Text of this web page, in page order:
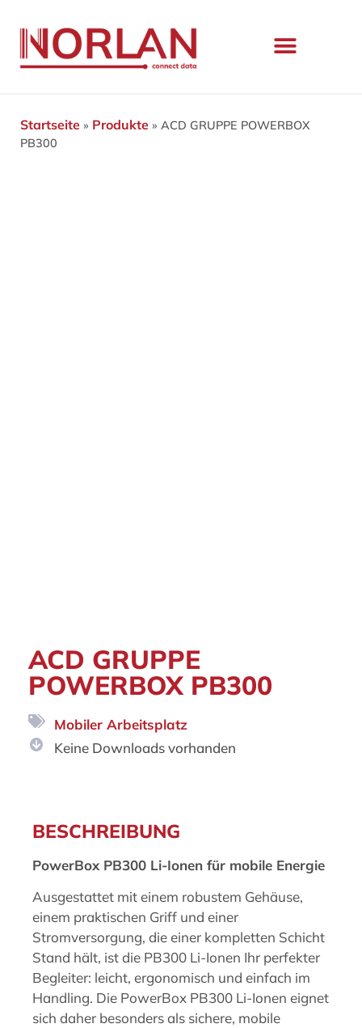
Startseite » Produkte » ACD GRUPPE POWERBOX
PB300
ACD GRUPPE
POWERBOX PB300
Mobiler Arbeitsplatz
Keine Downloads vorhanden
BESCHREIBUNG
PowerBox PB300 Li-Ionen für mobile Energie
Ausgestattet mit einem robustem Gehäuse,
einem praktischen Griff und einer
Stromversorgung, die einer kompletten Schicht
Stand hält, ist die PB300 Li-Ionen Ihr perfekter
Begleiter: leicht, ergonomisch und einfach im
Handling. Die PowerBox PB300 Li-Ionen eignet
sich daher besonders als sichere, mobile